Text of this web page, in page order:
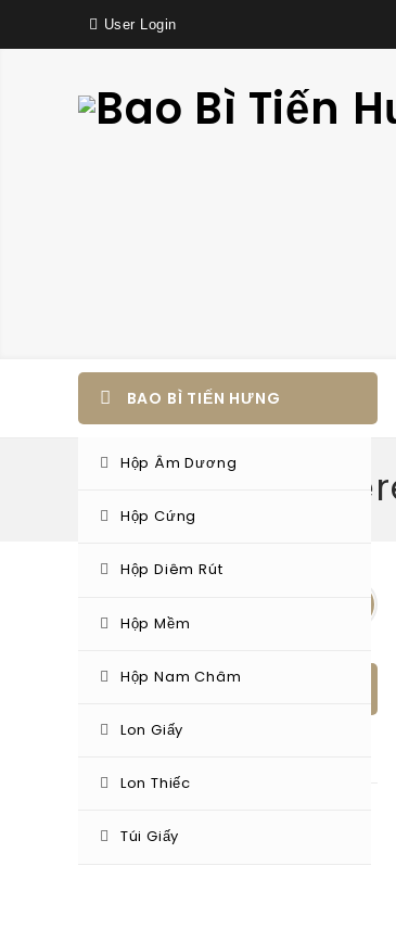
User Login
BAO BÌ TIẾN HƯNG
Hộp Âm Dương
Hộp Cứng
Hộp Diêm Rút
Hộp Mềm
Hộp Nam Châm
Lon Giấy
Lon Thiếc
Túi Giấy
BÀI VIẾT MỚI
giấy , túi giấy.